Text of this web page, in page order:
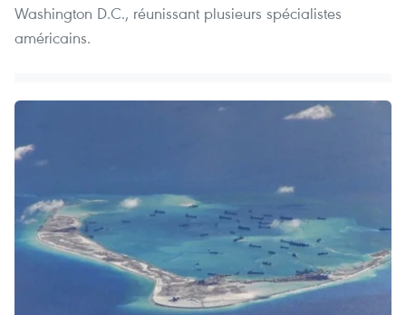
Washington D.C., réunissant plusieurs spécialistes
américains.